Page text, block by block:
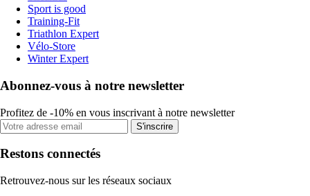
Sport is good
Training-Fit
Triathlon Expert
Vélo-Store
Winter Expert
Abonnez-vous à notre newsletter
Profitez de -10% en vous inscrivant à notre newsletter
S'inscrire
Restons connectés
Retrouvez-nous sur les réseaux sociaux